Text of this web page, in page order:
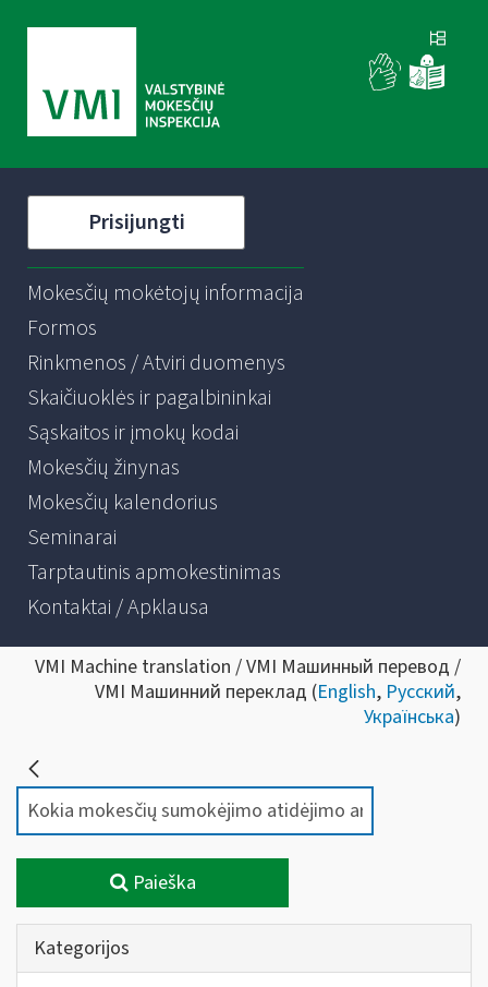
Prisijungti
Mokesčių mokėtojų informacija
Formos
Rinkmenos / Atviri duomenys
Skaičiuoklės ir pagalbininkai
Sąskaitos ir įmokų kodai
Mokesčių žinynas
Mokesčių kalendorius
Seminarai
Tarptautinis apmokestinimas
Kontaktai / Apklausa
VMI Machine translation / VMI Машинный перевод /
VMI Машинний переклад (English, Русский,
Українська)
Paieška
Kategorijos